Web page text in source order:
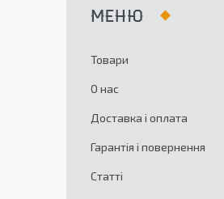
Товари
О нас
Доставка і оплата
Гарантія і повернення
Статті